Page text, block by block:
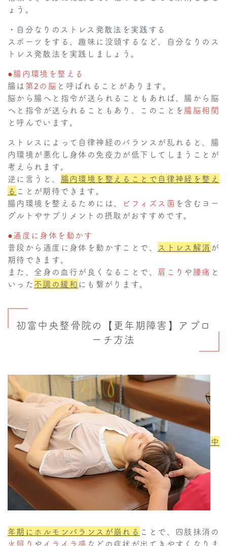
ょう。
・自分なりのストレス発散法を実践する
スポーツをする、趣味に没頭するなど、自分なりのス
トレス発散法を実践しましょう。
●腸内環境を整える
腸は 第2の脳 と呼ばれることがあります。
脳から腸へと指令が送られることもあれば、腸から脳
へと指令が送られることもあり、このことを腸脳相関
と呼んでいます。
ストレスによって自律神経のバランスが乱れると、腸
内環境が悪化し身体の免疫力が低下してしまうことが
考えられます。
逆に言うと、 腸内環境を整えることで自律神経を整え
る ことが期待できます。
腸内環境を整えるためには、
ビフィズス菌 を含むヨー
グルトやサプリメントの摂取がおすすめです。
●適度に身体を動かす
普段から適度に身体を動かすことで、 ストレス解消 が
期待できます。
また、全身の血行が良くなることで、 肩こり や腰痛 と
いった不調の緩和 にも繋がります。
初富中央整骨院の【更年期障害】アプロ
ーチ方法
中
年期にホルモンバランスが崩れる ことで、四肢抹消の
火照り や イライラ感 などの症状が出てきやすくなりま